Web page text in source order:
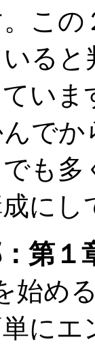
この
ると
い
で
も多
にし
第１
始め
にエ